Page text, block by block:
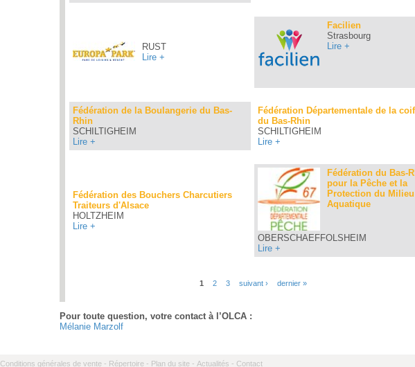
RUST
Lire +
Facilien
Strasbourg
Lire +
Fédération de la Boulangerie du Bas-
Rhin
SCHILTIGHEIM
Lire +
Fédération Départementale de la
du Bas-Rhin
SCHILTIGHEIM
Lire +
Fédération des Bouchers Charcutiers
Traiteurs d'Alsace
HOLTZHEIM
Lire +
Fédération du Bas-
pour la Pêche et la
Protection du Milieu
Aquatique
OBERSCHAEFFOLSHEIM
Lire +
1 2 3 suivant › dernier »
Pour toute question, votre contact à l’OLCA :
Mélanie Marzolf
Conditions générales de vente - Répertoire - Plan du site - Actualités - Contact